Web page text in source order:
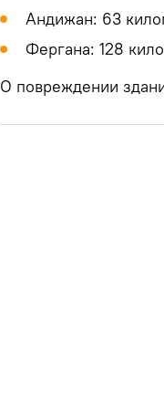
Андижан: 63
Фергана: 128
О повреждении